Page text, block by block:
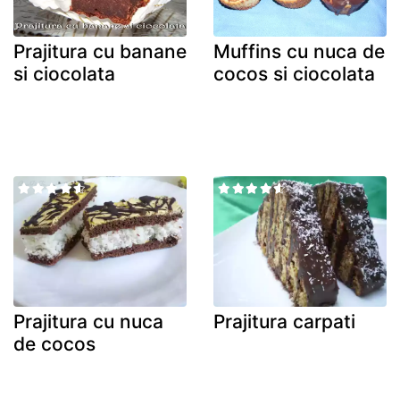
Prajitura cu banane
si ciocolata
Muffins cu nuca de
cocos si ciocolata
Prajitura cu nuca
de cocos
Prajitura carpati